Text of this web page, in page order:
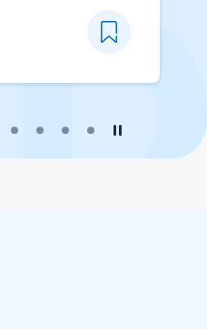
公务员职位的成
- 符合大学或院
绩统计 - 两个
分布 - 成绩达最